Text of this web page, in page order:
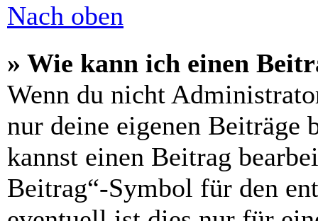
Nach oben
» Wie kann ich einen
Wenn du nicht
nur deine eigenen Beiträge
kannst einen Beitrag
Beitrag“-Symbol für den